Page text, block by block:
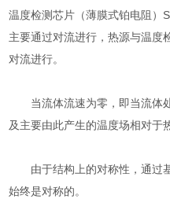
温度检测芯片（薄膜式铂电阻）
主要通过对流进行，热源与温度
对流进行。
当流体流速为零，即当流体
及主要由此产生的温度场相对于
由于结构上的对称性，通过
始终是对称的。